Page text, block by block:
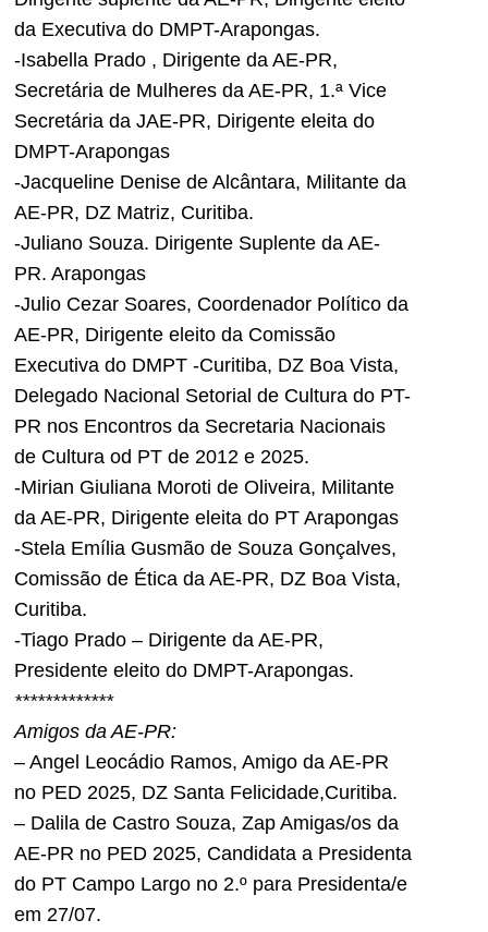
da Executiva do DMPT-Arapongas.
-Isabella Prado , Dirigente da AE-PR,
Secretária de Mulheres da AE-PR, 1.ª Vice
Secretária da JAE-PR, Dirigente eleita do
DMPT-Arapongas
-Jacqueline Denise de Alcântara, Militante da
AE-PR, DZ Matriz, Curitiba.
-Juliano Souza. Dirigente Suplente da AE-
PR. Arapongas
-Julio Cezar Soares, Coordenador Político da
AE-PR, Dirigente eleito da Comissão
Executiva do DMPT -Curitiba, DZ Boa Vista,
Delegado Nacional Setorial de Cultura do PT-
PR nos Encontros da Secretaria Nacionais
de Cultura od PT de 2012 e 2025.
-Mirian Giuliana Moroti de Oliveira, Militante
da AE-PR, Dirigente eleita do PT Arapongas
-Stela Emília Gusmão de Souza Gonçalves,
Comissão de Ética da AE-PR, DZ Boa Vista,
Curitiba.
-Tiago Prado – Dirigente da AE-PR,
Presidente eleito do DMPT-Arapongas.
*************
Amigos da AE-PR:
– Angel Leocádio Ramos, Amigo da AE-PR
no PED 2025, DZ Santa Felicidade,Curitiba.
– Dalila de Castro Souza, Zap Amigas/os da
AE-PR no PED 2025, Candidata a Presidenta
do PT Campo Largo no 2.º para Presidenta/e
em 27/07.